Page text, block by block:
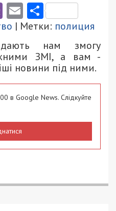
ViberEmail
| Метки: полиция
нам змогу
ЗМІ, а вам -
новини під ними.
в Google News. Слідкуйте